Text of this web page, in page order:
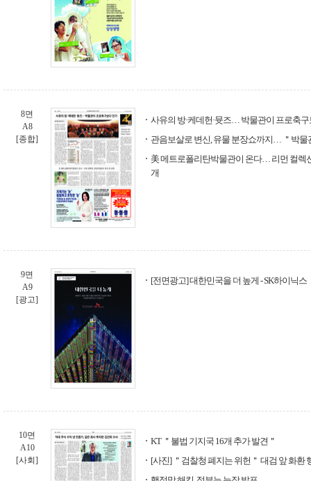
8면
A8
[종합]
사유의 방·케데헌·뮷즈… 박물관이 프로축
관음보살로 변신, 유물 분장쇼까지… ＂박물
美 메트로폴리탄박물관이 온다… 리먼 컬렉
개
9면
A9
[광고]
[전면광고] 대한민국을 더 높게 - SK하이닉스
10면
A10
[사회]
KT ＂불법 기지국 16개 추가 발견＂
[사진] ＂검찰청 폐지는 위헌＂ 대검 앞 화환